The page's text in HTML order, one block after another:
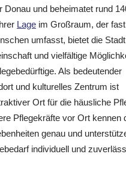
Donau und beheimatet rund
Lage im Großraum, der
umfasst, bietet die
und vielfältige
Als bedeutender
und kulturelles Zentrum ist
Ort für die häusliche
Pflegekräfte vor Ort kennen
genau und
individuell und